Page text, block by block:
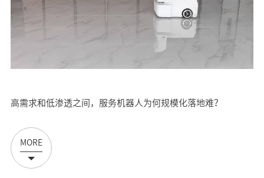
高需求和低渗透之间，服务机器人为何规模化落地难？
MORE